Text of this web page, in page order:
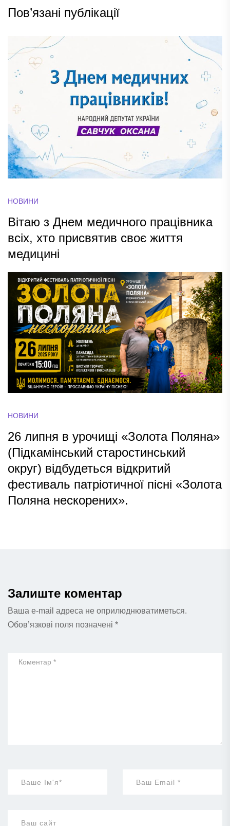
Пов’язані публікації
НОВИНИ
Вітаю з Днем медичного працівника
всіх, хто присвятив своє життя
медицині
НОВИНИ
26 липня в урочищі «Золота Поляна»
(Підкамінський старостинський
округ) відбудеться відкритий
фестиваль патріотичної пісні «Золота
Поляна нескорених».
Залиште коментар
Ваша e-mail адреса не оприлюднюватиметься.
Обов’язкові поля позначені *